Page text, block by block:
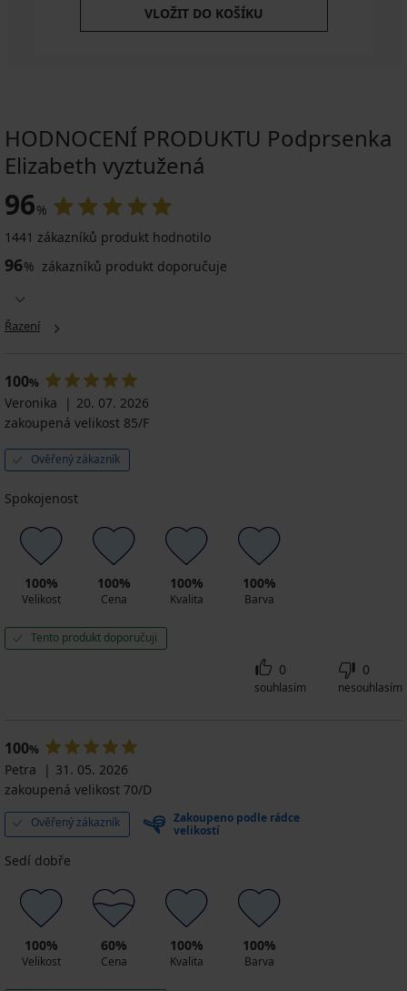
VLOŽIT DO KOŠÍKU
HODNOCENÍ PRODUKTU Podprsenka
Elizabeth vyztužená
96%
1441 zákazníků produkt hodnotilo
96% zákazníků produkt doporučuje
Řazení
100%
Veronika
20. 07. 2026
zakoupená velikost 85/F
Ověřený zákazník
Spokojenost
100%
Velikost
100%
Cena
100%
Kvalita
100%
Barva
Tento produkt doporučuji
0
souhlasím
0
nesouhlasím
100%
Petra
31. 05. 2026
zakoupená velikost 70/D
Ověřený zákazník
Zakoupeno podle rádce
velikostí
Sedí dobře
100%
Velikost
60%
Cena
100%
Kvalita
100%
Barva